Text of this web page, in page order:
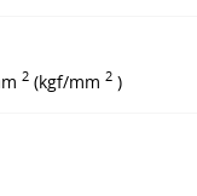
2 (kgf/mm 2 )